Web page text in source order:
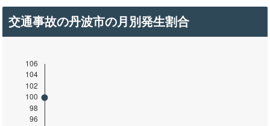
交通事故の丹波市の月別発生割合